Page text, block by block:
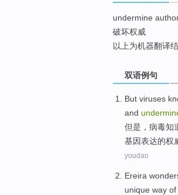
undermine
破坏权威
以上为机器翻译
双语例句
But viruses
and
但是 ， 病毒知
基因表达的权
youdao
Ereira
unique way of